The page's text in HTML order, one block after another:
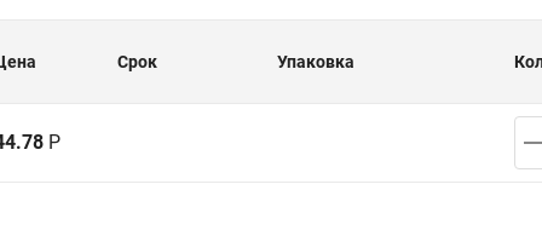
Срок Упаковка
Р